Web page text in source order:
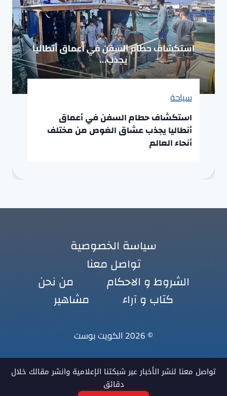
سياحة
استكشاف حطام السفن في أعماق
أنطاليا يجذب عشاق الغوص من مختلف
أنحاء العالم
سياسة الخصوصية
تواصل معنا
الشروط و الاحكام
من نحن
كتاب و آراء
مشاهير
© 2026 الكويت بوست
تواصل معنا لنشر الأخبار عبر شبكتنا الإعلامية وانشر مقالك خلال
دقائق